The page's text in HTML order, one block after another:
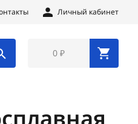
Личный кабинет
0 ₽